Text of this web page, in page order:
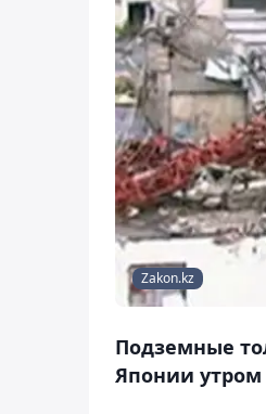
Zakon.kz
Подземные
Японии